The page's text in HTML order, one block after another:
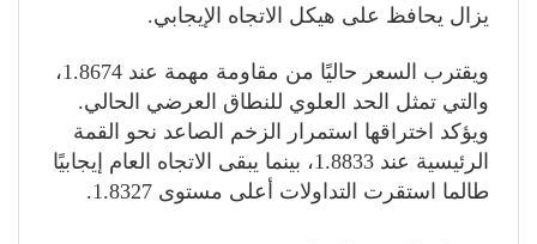
يزال يحافظ على هيكل الاتجاه الإيجابي.
ويقترب السعر حاليًا من مقاومة مهمة عند 1.8674،
والتي تمثل الحد العلوي للنطاق العرضي الحالي.
ويؤكد اختراقها استمرار الزخم الصاعد نحو القمة
الرئيسية عند 1.8833، بينما يبقى الاتجاه العام إيجابيًا
طالما استقرت التداولات أعلى مستوى 1.8327.